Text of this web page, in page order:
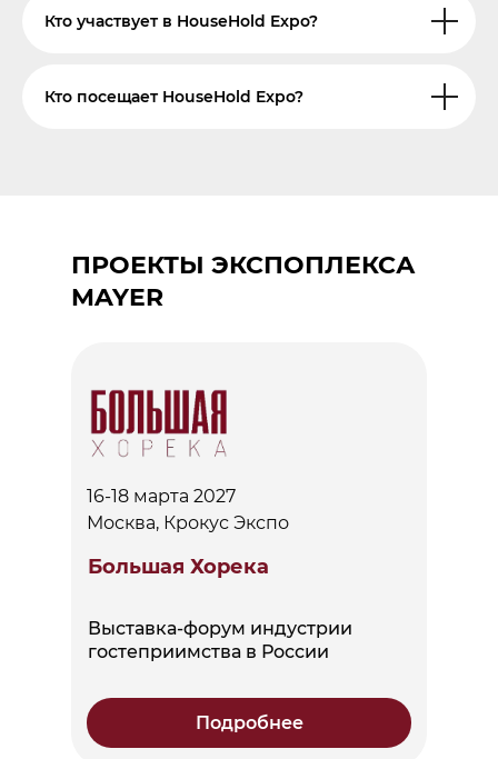
Кто участвует в HouseHold Expo?
Кто посещает HouseHold Expo?
Подробнее
Выставка-форум индустрии
гостеприимства в России
Большая Хорека
ПРОЕКТЫ ЭКСПОПЛЕКСА
MAYER
16-18 марта 2027
Москва, Крокус Экспо